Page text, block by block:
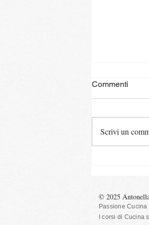
Torta
Commenti
Scrivi un
© 2025
Passione Cucina
I corsi di Cucina